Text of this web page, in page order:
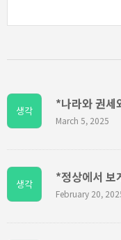
생각 *나라와 권세
March 5, 2025
생각 *정상에서 보
February 20,